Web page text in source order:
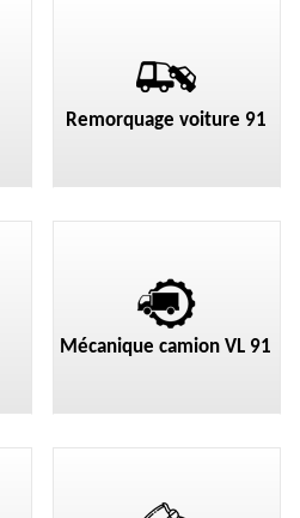
Remorquage voiture 91
Mécanique camion VL 91